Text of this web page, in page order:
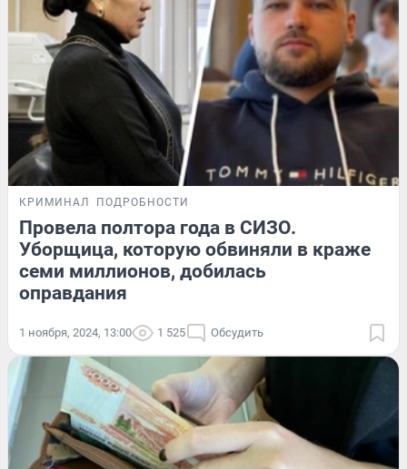
КРИМИНАЛ ПОДРОБНОСТИ
Провела полтора года в СИЗО.
Уборщица, которую обвиняли в краже
семи миллионов, добилась
оправдания
1 ноября, 2024, 13:00 1 525 Обсудить